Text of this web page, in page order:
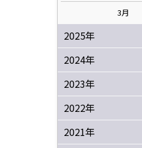
3月
2025年
2024年
2023年
2022年
2021年